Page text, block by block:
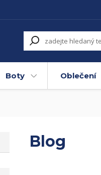
Boty Oblečení
Blog